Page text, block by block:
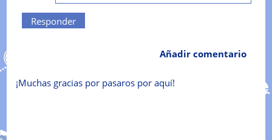
Responder
Añadir comentario
¡Muchas gracias por pasaros por aquí!